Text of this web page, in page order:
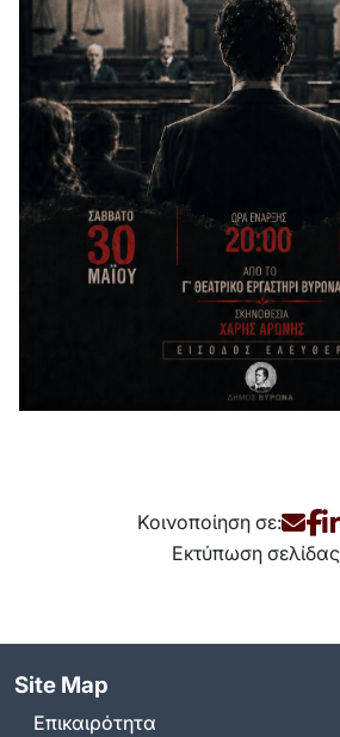
Κοινοποίηση σε:
Εκτύπωση σελίδας
Site Map
Επικαιρότητα